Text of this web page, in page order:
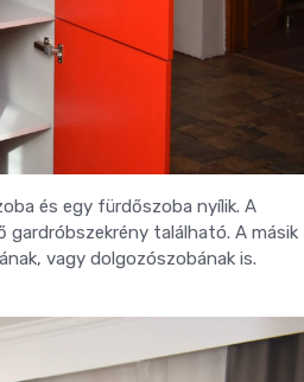
és egy fürdőszoba nyílik. A
található. A másik
vagy dolgozószobának is.